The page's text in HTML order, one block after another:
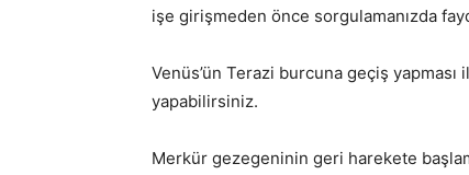
işe girişmeden önce sorgulamanızda
Venüs’ün Terazi burcuna geçiş
yapabilirsiniz.
Merkür gezegeninin geri harekete